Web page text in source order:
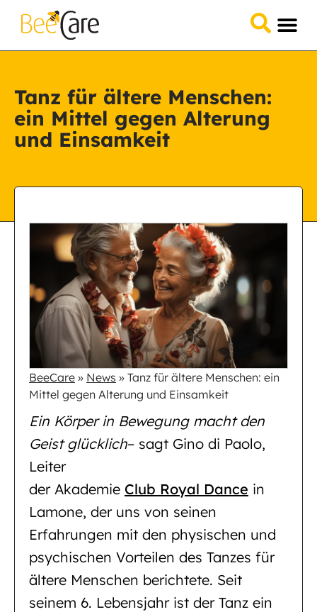
Tanz für ältere Menschen:
ein Mittel gegen Alterung
und Einsamkeit
BeeCare » News » Tanz für ältere Menschen: ein
Mittel gegen Alterung und Einsamkeit
Ein Körper in Bewegung macht den
Geist glücklich– sagt Gino di Paolo,
Leiter
der Akademie Club Royal Dance in
Lamone, der uns von seinen
Erfahrungen mit den physischen und
psychischen Vorteilen des Tanzes für
ältere Menschen berichtete. Seit
seinem 6. Lebensjahr ist der Tanz ein